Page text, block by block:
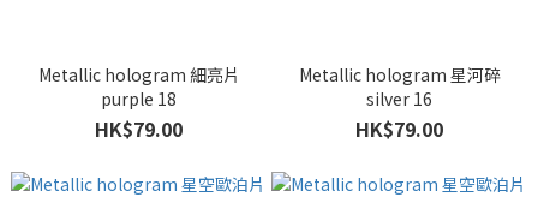
Metallic hologram 細亮片
purple 18
HK$79.00
Metallic hologram 星河碎
silver 16
HK$79.00